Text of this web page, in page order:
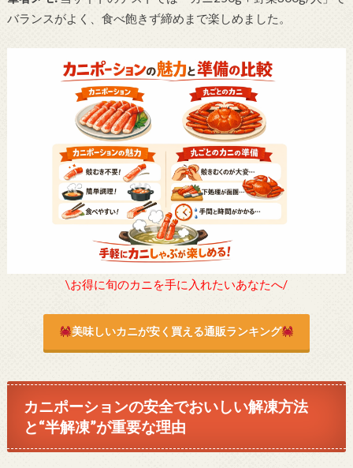
バランスがよく、食べ飽きず締めまで楽しめました。
\お得に旬のカニを手に入れたいあなたへ/
美味しいカニが安く買える通販ランキング
カニポーションの安全でおいしい解凍方法
と“半解凍”が重要な理由